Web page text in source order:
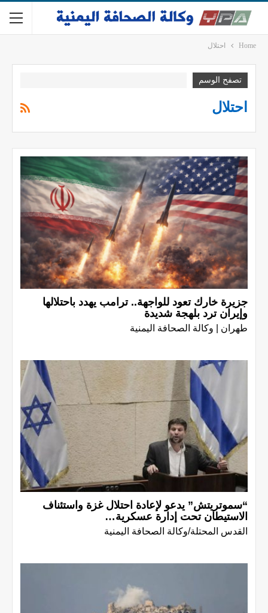
Home احتلال
تصفح الوسم
احتلال
جزيرة خارك تعود للواجهة.. ترامب يهدد باحتلالها
وإيران ترد بلهجة شديدة
طهران | وكالة الصحافة اليمنية
“سموتريتش” يدعو لإعادة احتلال غزة واستئناف
الاستيطان تحت إدارة عسكرية…
القدس المحتلة/وكالة الصحافة اليمنية